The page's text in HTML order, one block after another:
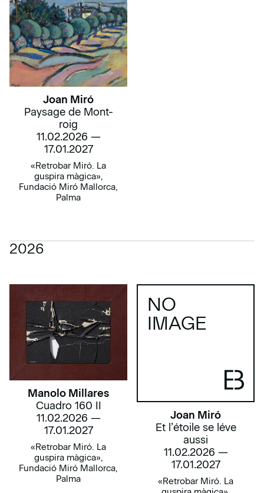
Joan Miró
Paysage de Mont-
roig
11.02.2026 —
17.01.2027
«Retrobar Miró. La
guspira màgica»,
Fundació Miró Mallorca,
Palma
2026
Manolo Millares
Cuadro 160 II
11.02.2026 —
17.01.2027
«Retrobar Miró. La
guspira màgica»,
Fundació Miró Mallorca,
Palma
NO
IMAGE
Joan Miró
Et l’étoile se léve
aussi
11.02.2026 —
17.01.2027
«Retrobar Miró. La